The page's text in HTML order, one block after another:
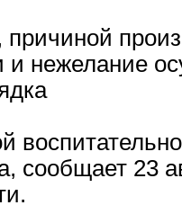
и нежелание
сообщает 23